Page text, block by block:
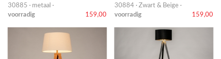
30885 · metaal ·
voorradig
159,00
30884 · Zwart & Beige ·
voorradig
159,00